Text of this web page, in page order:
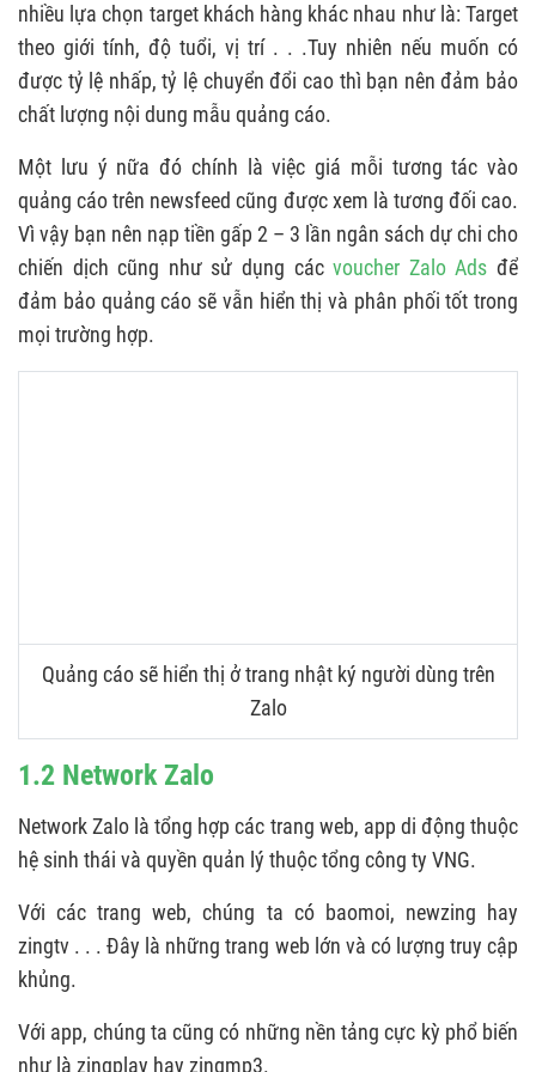
nhiều lựa chọn target khách hàng khác nhau như là: Target
theo giới tính, độ tuổi, vị trí . . .Tuy nhiên nếu muốn có
được tỷ lệ nhấp, tỷ lệ chuyển đổi cao thì bạn nên đảm bảo
chất lượng nội dung mẫu quảng cáo.
Một lưu ý nữa đó chính là việc giá mỗi tương tác vào
quảng cáo trên newsfeed cũng được xem là tương đối cao.
Vì vậy bạn nên nạp tiền gấp 2 – 3 lần ngân sách dự chi cho
chiến dịch cũng như sử dụng cácvoucher Zalo Adsđể
đảm bảo quảng cáo sẽ vẫn hiển thị và phân phối tốt trong
mọi trường hợp.
Quảng cáo sẽ hiển thị ở trang nhật ký người dùng trên
Zalo
1.2 Network Zalo
Network Zalo là tổng hợp các trang web, app di động thuộc
hệ sinh thái và quyền quản lý thuộc tổng công ty VNG.
Với các trang web, chúng ta có baomoi, newzing hay
zingtv . . . Đây là những trang web lớn và có lượng truy cập
khủng.
Với app, chúng ta cũng có những nền tảng cực kỳ phổ biến
như là zingplay hay zingmp3.